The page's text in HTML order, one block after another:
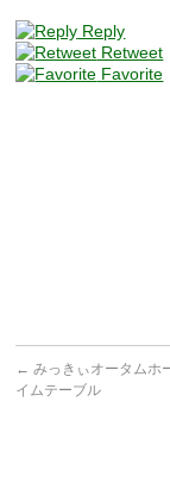
Reply
Retweet
Favorite
← みっきぃオータム
イムテーブル